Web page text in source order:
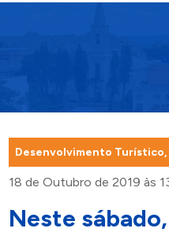
Desenvolvimento
18 de Outubro de 2019 às
Neste